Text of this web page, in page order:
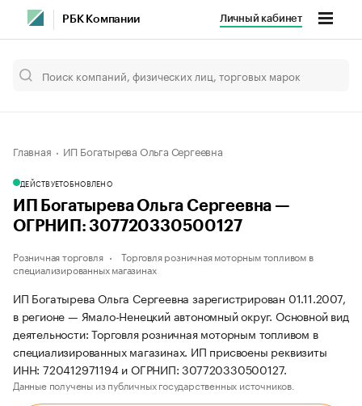
РБК Компании Личный кабинет
Главная ИП Богатырева Ольга Сергеевна
ДЕЙСТВУЕТОБНОВЛЕНО
ИП Богатырева Ольга Сергеевна —
ОГРНИП: 307720330500127
Розничная торговля
Торговля розничная моторным топливом в
специализированных магазинах
ИП Богатырева Ольга Сергеевна зарегистрирован 01.11.2007,
в регионе — Ямало-Ненецкий автономный округ. Основной вид
деятельности: Торговля розничная моторным топливом в
специализированных магазинах. ИП присвоены реквизиты
ИНН: 720412971194 и ОГРНИП: 307720330500127.
Данные получены из публичных государственных источников.